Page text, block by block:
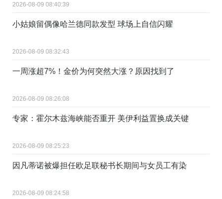
2026-08-09 08:40:39
小姑娘留偶像哈兰德同款发型 球场上自信闪耀
2026-08-09 08:32:43
一周涨超7%！金价为何突然大涨？原因找到了
2026-08-09 08:26:08
专家：霍尔木兹海峡能否重开 美伊利益置换成关键
2026-08-09 08:25:23
因凡蒂诺被爆担任欧足联秘书长期间与女员工有染
2026-08-09 08:24:58